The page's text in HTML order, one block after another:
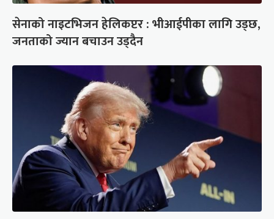
सेनाको नाइटभिजन हेलिकप्टर : भीआईपीका लागि उड्छ,
जनताको ज्यान बचाउन उड्दैन